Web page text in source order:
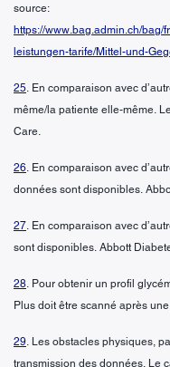
source:
https://www.bag.admin.ch/
leistungen-tarife/Mittel-und-
25. En comparaison avec
même/la patiente elle-même.
Care.
26. En comparaison avec
données sont disponibles.
27. En comparaison avec
sont disponibles. Abbott
28. Pour obtenir un profil
Plus doit être scanné après
29. Les obstacles physiques,
transmission des données. Le